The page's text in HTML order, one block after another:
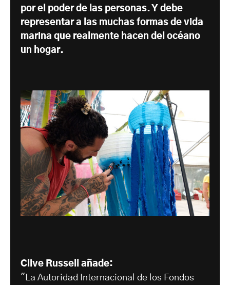
por el poder de las personas. Y debe
representar a las muchas formas de vida
marina que realmente hacen del océano
un hogar.
Clive Russell añade:
"La Autoridad Internacional de los Fondos